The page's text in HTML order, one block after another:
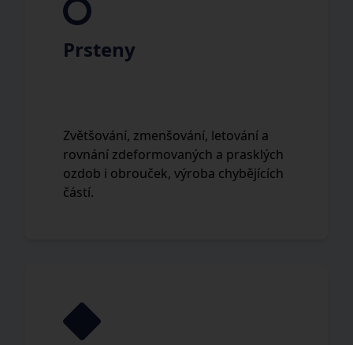
Prsteny
Zvětšování, zmenšování, letování a
rovnání zdeformovaných a prasklých
ozdob i obrouček, výroba chybějících
částí.